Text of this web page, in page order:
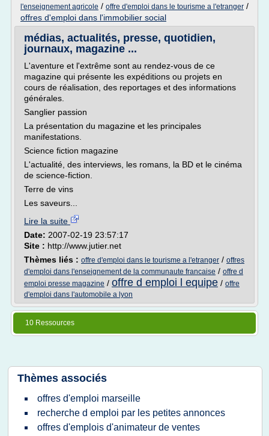
l'enseignement agricole / offre d'emploi dans le tourisme a l'etranger /
offres d'emploi dans l'immobilier social
médias, actualités, presse, quotidien,
journaux, magazine ...
L'aventure et l'extrême sont au rendez-vous de ce
magazine qui présente les expéditions ou projets en
cours de réalisation, des reportages et des informations
générales.
Sanglier passion
La présentation du magazine et les principales
manifestations.
Science fiction magazine
L'actualité, des interviews, les romans, la BD et le cinéma
de science-fiction.
Terre de vins
Les saveurs...
Lire la suite
Date: 2007-02-19 23:57:17
Site : http://www.jutier.net
Thèmes liés : offre d'emploi dans le tourisme a l'etranger / offres
d'emploi dans l'enseignement de la communaute francaise / offre d
emploi presse magazine / offre d emploi l equipe / offre
d'emploi dans l'automobile a lyon
10 Ressources
Thèmes associés
offres d'emploi marseille
recherche d emploi par les petites annonces
offres d'emplois d'animateur de ventes